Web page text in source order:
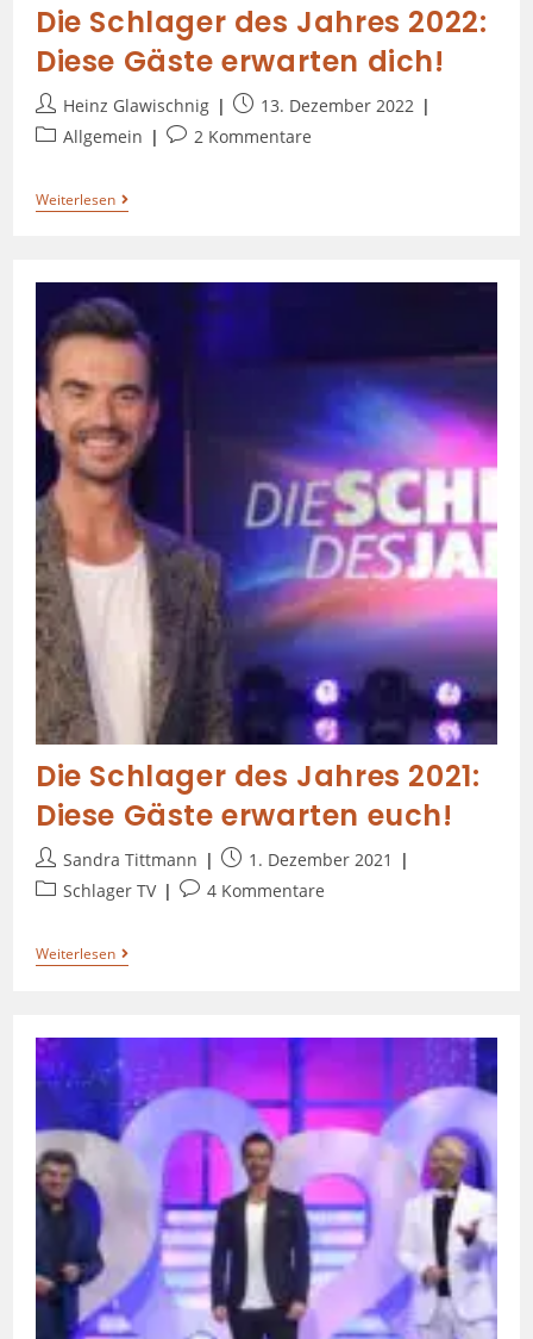
Die Schlager des Jahres 2022:
Diese Gäste erwarten dich!
Heinz Glawischnig
13. Dezember 2022
Allgemein
2 Kommentare
Weiterlesen
Die Schlager des Jahres 2021:
Diese Gäste erwarten euch!
Sandra Tittmann
1. Dezember 2021
Schlager TV
4 Kommentare
Weiterlesen